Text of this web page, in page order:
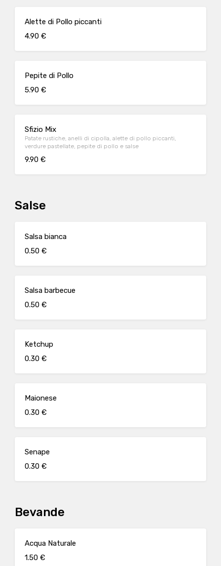
Alette di Pollo piccanti
4.90 €
Pepite di Pollo
5.90 €
Sfizio Mix
Patate rustiche, anelli di cipolla, alette di pollo piccanti,
verdure pastellate, pepite di pollo e salse
9.90 €
Salse
Salsa bianca
0.50 €
Salsa barbecue
0.50 €
Ketchup
0.30 €
Maionese
0.30 €
Senape
0.30 €
Bevande
Acqua Naturale
1.50 €